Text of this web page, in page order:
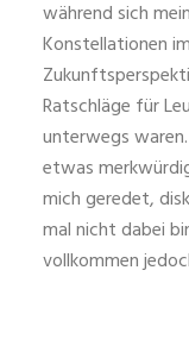
während sich
Konstellationen
Ratschläge für
unterwegs
etwas
mich geredet,
mal nicht dabei
vollkommen